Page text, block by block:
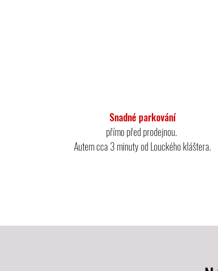
Snadné parkování
přímo před prodejnou.
Autem cca 3 minuty od Louckého kláštera.